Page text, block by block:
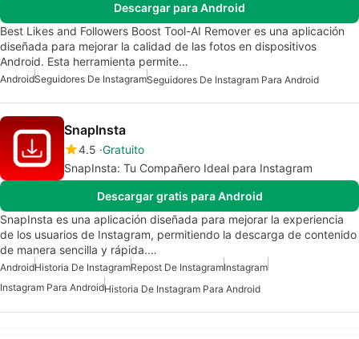
Descargar para Android
Best Likes and Followers Boost Tool-AI Remover es una aplicación
diseñada para mejorar la calidad de las fotos en dispositivos
Android. Esta herramienta permite…
AndroidSeguidores De InstagramSeguidores De Instagram Para Android
SnapInsta
4.5 Gratuito
SnapInsta: Tu Compañero Ideal para Instagram
Descargar gratis para Android
SnapInsta es una aplicación diseñada para mejorar la experiencia
de los usuarios de Instagram, permitiendo la descarga de contenido
de manera sencilla y rápida.…
AndroidHistoria De InstagramRepost De InstagramInstagram
Instagram Para AndroidHistoria De Instagram Para Android